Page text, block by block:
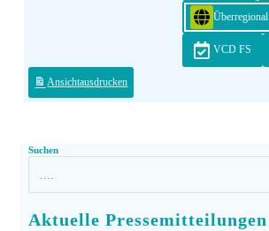
Überregional
VCD FS
Ansichtausdrucken
Suchen
Aktuelle Pressemitteilungen